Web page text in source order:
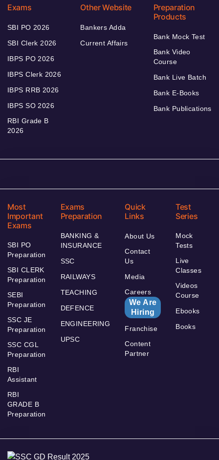
Exams
SBI PO 2026
SBI Clerk 2026
IBPS PO 2026
IBPS Clerk 2026
IBPS RRB 2026
IBPS SO 2026
RBI Grade B
2026
Other Website
Bankers Adda
Current Affairs
Preparation
Products
Bank Mock Test
Bank Video
Course
Bank Live Batch
Bank E-Books
Bank Publications
Most
Important
Exams
SBI PO
Preparation
SBI CLERK
Preparation
SEBI
Preparation
SSC JE
Preparation
SSC CGL
Preparation
RBI
Assistant
RBI
GRADE B
Preparation
Exams
Preparation
BANKING &
INSURANCE
SSC
RAILWAYS
TEACHING
DEFENCE
ENGINEERING
UPSC
Quick
Links
About Us
Contact
Us
Media
Careers
We Are
Hiring
Franchise
Content
Partner
Test
Series
Mock
Tests
Live
Classes
Videos
Course
Ebooks
Books